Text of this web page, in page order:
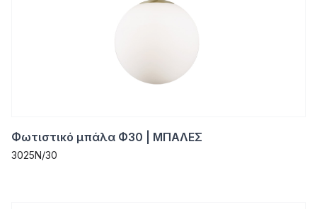
Φωτιστικό μπάλα Φ30 | ΜΠΑΛΕΣ
3025N/30